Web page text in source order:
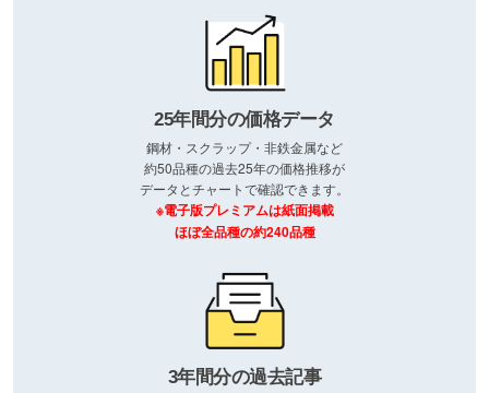
25年間分の価格データ
鋼材・スクラップ・非鉄金属など
約50品種の過去25年の価格推移が
データとチャートで確認できます。
※電子版プレミアムは紙面掲載
ほぼ全品種の約240品種
3年間分の過去記事